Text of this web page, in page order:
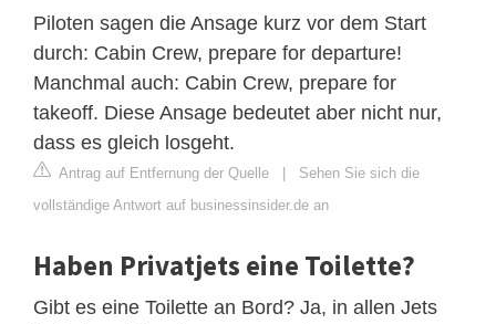
Piloten sagen die Ansage kurz vor dem Start
durch: Cabin Crew, prepare for departure!
Manchmal auch: Cabin Crew, prepare for
takeoff. Diese Ansage bedeutet aber nicht nur,
dass es gleich losgeht.
Antrag auf Entfernung der Quelle | Sehen Sie sich die
vollständige Antwort auf businessinsider.de an
Haben Privatjets eine Toilette?
Gibt es eine Toilette an Bord? Ja, in allen Jets